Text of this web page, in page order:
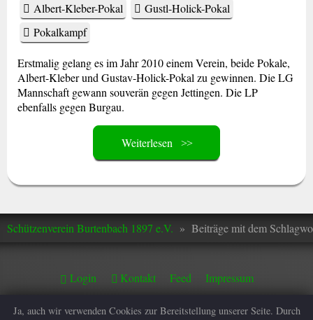
Albert-Kleber-Pokal
Gustl-Holick-Pokal
Pokalkampf
Erstmalig gelang es im Jahr 2010 einem Verein, beide Pokale,
Albert-Kleber und Gustav-Holick-Pokal zu gewinnen. Die LG
Mannschaft gewann souverän gegen Jettingen. Die LP
ebenfalls gegen Burgau.
Weiterlesen
Schützenverein Burtenbach 1897 e.V. » Beiträge mit dem
Login Kontakt Feed Impressum
© 2026
Ja, auch wir verwenden Cookies zur Bereitstellung unserer Seite. Durch